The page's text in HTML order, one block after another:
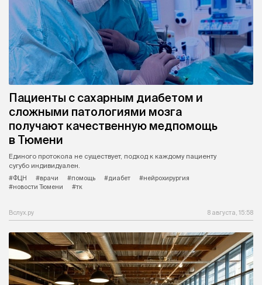
Пациенты с сахарным диабетом и
сложными патологиями мозга
получают качественную медпомощь
в Тюмени
Единого протокола не существует, подход к каждому пациенту
сугубо индивидуален.
#ФЦН
#врачи #помощь #диабет
#нейрохирургия
#новости Тюмени
#тк
Вслух.ру 8 августа, 15:58